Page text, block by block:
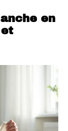
en